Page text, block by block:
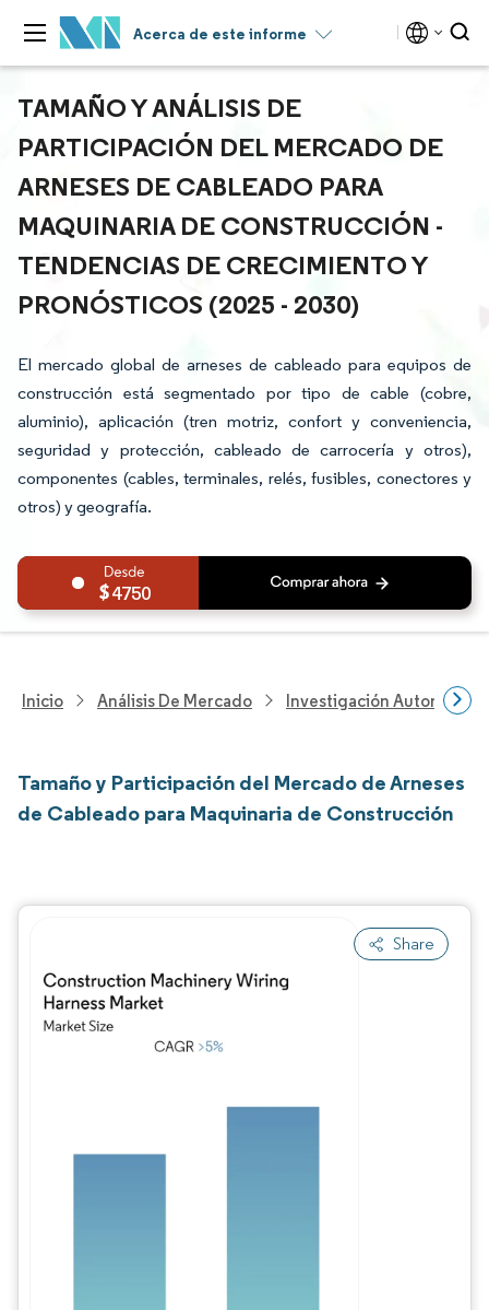
Acerca de este informe
TAMAÑO Y ANÁLISIS DE
PARTICIPACIÓN DEL MERCADO DE
ARNESES DE CABLEADO PARA
MAQUINARIA DE CONSTRUCCIÓN -
TENDENCIAS DE CRECIMIENTO Y
PRONÓSTICOS (2025 - 2030)
El mercado global de arneses de cableado para equipos de
construcción está segmentado por tipo de cable (cobre,
aluminio), aplicación (tren motriz, confort y conveniencia,
seguridad y protección, cableado de carrocería y otros),
componentes (cables, terminales, relés, fusibles, conectores y
otros) y geografía.
4750
Inicio Análisis De Mercado Investigación Automotriz
Tamaño y Participación del Mercado de Arneses
de Cableado para Maquinaria de Construcción
Share